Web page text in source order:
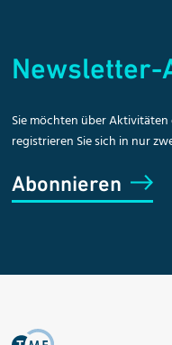
Newsletter-
Sie möchten über
registrieren Sie sich in nur
Abonnieren